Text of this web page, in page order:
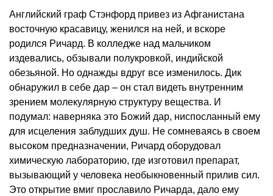
Английский граф Стэнфорд привез из Афганистана
восточную красавицу, женился на ней, и вскоре
родился Ричард. В колледже над мальчиком
издевались, обзывали полукровкой, индийской
обезьяной. Но однажды вдруг все изменилось. Дик
обнаружил в себе дар – он стал видеть внутренним
зрением молекулярную структуру вещества. И
подумал: наверняка это Божий дар, ниспосланный ему
для исцеления заблудших душ. Не сомневаясь в своем
высоком предназначении, Ричард оборудовал
химическую лабораторию, где изготовил препарат,
вызывающий у человека необыкновенный прилив сил.
Это открытие вмиг прославило Ричарда, дало ему